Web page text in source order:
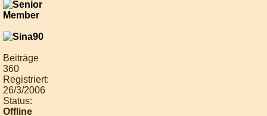
Beiträge
360
Registriert:
26/3/2006
Status:
Offline